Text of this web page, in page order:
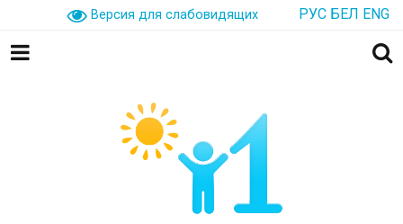
Версия для слабовидящих РУС БЕЛ ENG